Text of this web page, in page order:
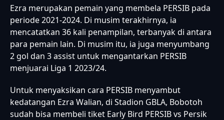
Ezra merupakan pemain yang membela PERSIB pada
periode 2021-2024. Di musim terakhirnya, ia
mencatatkan 36 kali penampilan, terbanyak di antara
para pemain lain. Di musim itu, ia juga menyumbang
2 gol dan 3 assist untuk mengantarkan PERSIB
menjuarai Liga 1 2023/24.
Untuk menyaksikan cara PERSIB menyambut
kedatangan Ezra Walian, di Stadion GBLA, Bobotoh
sudah bisa membeli tiket Early Bird PERSIB vs Persik